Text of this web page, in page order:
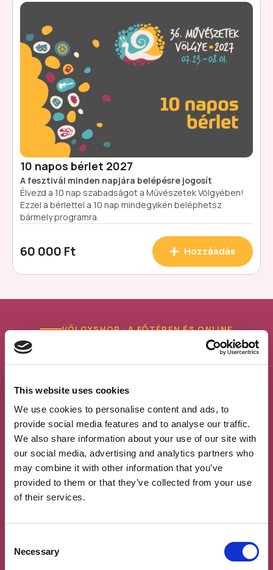
This website uses cookies
We use cookies to personalise content and ads, to
provide social media features and to analyse our traffic.
We also share information about your use of our site with
our social media, advertising and analytics partners who
may combine it with other information that you’ve
provided to them or that they’ve collected from your use
of their services.
Selection
Necessary
10 napos bérlet 2027
A fesztivál minden napjára belépésre jogosít
Élvezd a 10 nap szabadságot a Művészetek Völgyében!
Ezzel a bérlettel a 10 nap mindegyikén beléphetsz
bármely programra.
60 000 Ft Hozzáadás
VÖLGYSHOP · A FŐTÉREN ÉS ONLINE
VölgyShop!
Nézz körül és szerezd be a legújabb Völgyes
cuccokat!
Irány a Shop